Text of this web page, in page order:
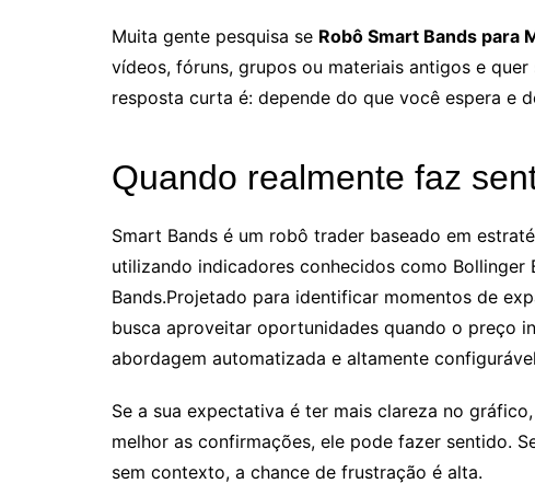
Muita gente pesquisa se Robô Smart Bands para
vídeos, fóruns, grupos ou materiais antigos e
resposta curta é: depende do que você espera e
Quando realmente faz
Smart Bands é um robô trader baseado em
utilizando indicadores conhecidos como Bollinger
Bands.Projetado para identificar momentos de
busca aproveitar oportunidades quando o preço
abordagem automatizada e altamente
Se a sua expectativa é ter mais clareza no
melhor as confirmações, ele pode fazer sentido.
sem contexto, a chance de frustração é alta.